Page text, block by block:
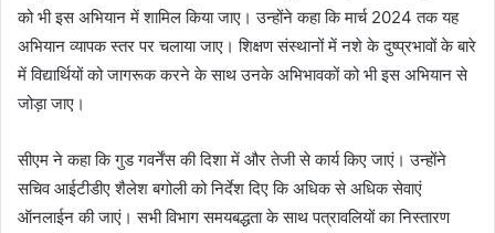
को भी इस अभियान में शामिल किया जाए। उन्होंने कहा कि मार्च 2024 तक यह
अभियान व्यापक स्तर पर चलाया जाए। शिक्षण संस्थानों में नशे के दुष्प्रभावों के बारे
में विद्यार्थियों को जागरूक करने के साथ उनके अभिभावकों को भी इस अभियान से
जोड़ा जाए।
सीएम ने कहा कि गुड गवर्नेंस की दिशा में और तेजी से कार्य किए जाएं। उन्होंने
सचिव आईटीडीए शैलेश बगोली को निर्देश दिए कि अधिक से अधिक सेवाएं
ऑनलाईन की जाएं। सभी विभाग समयबद्धता के साथ पत्रावलियों का निस्तारण